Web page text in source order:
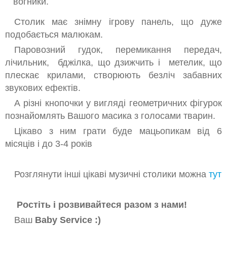
Столик має знімну ігрову панель, що дуже
подобається малюкам.
Паровозний гудок, перемикання передач,
лічильник, бджілка, що дзижчить і метелик, що
плескає крилами, створюють безліч забавних
звукових ефектів.
А різні кнопочки у вигляді геометричних фігурок
познайомлять Вашого масика з голосами тварин.
Цікаво з ним грати буде мацьопикам від 6
місяців і до 3-4 років
Розглянути інші цікаві музичні столики можна тут
Ростіть і розвивайтеся разом з нами!
Ваш Baby Service :)